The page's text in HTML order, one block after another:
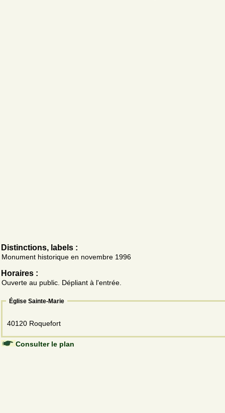
Distinctions, labels :
Monument historique en novembre 1996
Horaires :
Ouverte au public. Dépliant à l'entrée.
Église Sainte-Marie
40120 Roquefort
Consulter le plan